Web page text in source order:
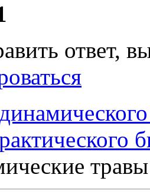
ответ,
травы